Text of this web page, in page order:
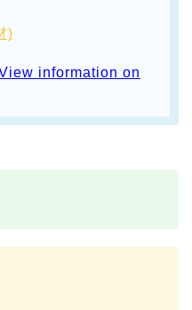
)
information on